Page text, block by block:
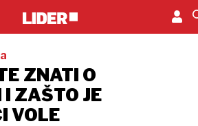
ZNATI O
ZAŠTO JE
VOLE